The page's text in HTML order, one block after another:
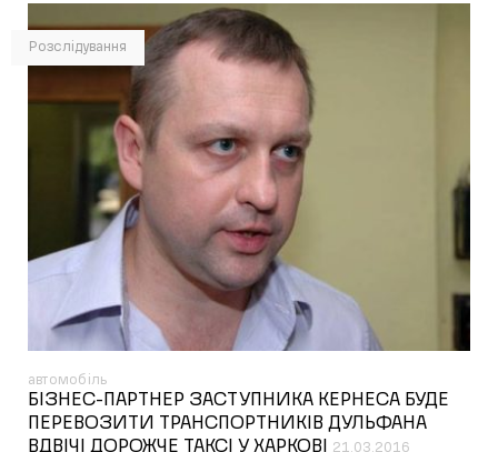
Розслідування
автомобіль
БІЗНЕС-ПАРТНЕР ЗАСТУПНИКА КЕРНЕСА БУДЕ
ПЕРЕВОЗИТИ ТРАНСПОРТНИКІВ ДУЛЬФАНА
ВДВІЧІ ДОРОЖЧЕ ТАКСІ У ХАРКОВІ
21.03.2016